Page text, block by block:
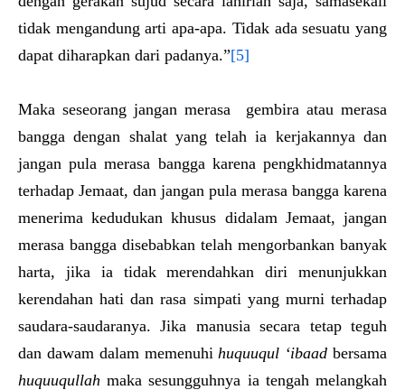
tidak mengandung arti apa-apa. Tidak ada sesuatu yang
dapat diharapkan dari padanya.”[5]
Maka seseorang jangan merasa gembira atau merasa
bangga dengan shalat yang telah ia kerjakannya dan
jangan pula merasa bangga karena pengkhidmatannya
terhadap Jemaat, dan jangan pula merasa bangga karena
menerima kedudukan khusus didalam Jemaat, jangan
merasa bangga disebabkan telah mengorbankan banyak
harta, jika ia tidak merendahkan diri menunjukkan
kerendahan hati dan rasa simpati yang murni terhadap
saudara-saudaranya. Jika manusia secara tetap teguh
dan dawam dalam memenuhi huquuqul ‘ibaad bersama
huquuqullah maka sesungguhnya ia tengah melangkah